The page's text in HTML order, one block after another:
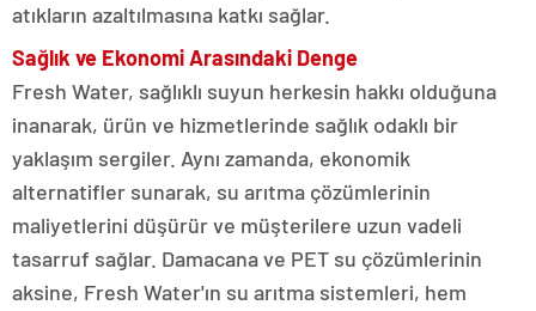
atıkların azaltılmasına katkı sağlar.
Sağlık ve Ekonomi Arasındaki Denge
Fresh Water, sağlıklı suyun herkesin hakkı olduğuna
inanarak, ürün ve hizmetlerinde sağlık odaklı bir
yaklaşım sergiler. Aynı zamanda, ekonomik
alternatifler sunarak, su arıtma çözümlerinin
maliyetlerini düşürür ve müşterilere uzun vadeli
tasarruf sağlar. Damacana ve PET su çözümlerinin
aksine, Fresh Water'ın su arıtma sistemleri, hem